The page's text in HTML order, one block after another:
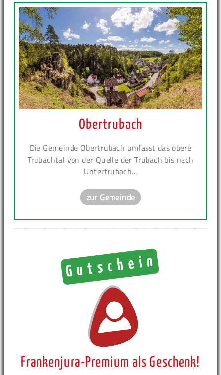
Obertrubach
Die Gemeinde Obertrubach umfasst das obere
Trubachtal von der Quelle der Trubach bis nach
Untertrubach...
zur Gemeinde
Frankenjura-Premium als Geschenk!